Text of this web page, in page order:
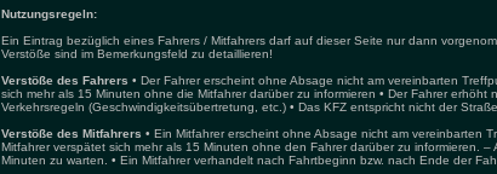
Nutzungsregeln:
Ein Eintrag bezüglich eines Fahrers / Mitfahrers darf auf dieser Seite nur dann
Verstöße sind im Bemerkungsfeld zu detaillieren!
Verstöße des Fahrers • Der Fahrer erscheint ohne Absage nicht am vereinbarten
sich mehr als 15 Minuten ohne die Mitfahrer darüber zu informieren • Der Fahrer
Verkehrsregeln (Geschwindigkeitsübertretung, etc.) • Das KFZ entspricht nicht der
Verstöße des Mitfahrers • Ein Mitfahrer erscheint ohne Absage nicht am vereinbarten
Mitfahrer verspätet sich mehr als 15 Minuten ohne den Fahrer darüber zu informieren.
Minuten zu warten. • Ein Mitfahrer verhandelt nach Fahrtbeginn bzw. nach Ende der